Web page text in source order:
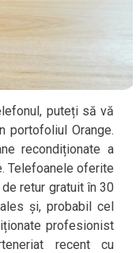
puteți să vă
portofoliul Orange.
recondiționate a
Telefoanele oferite
retur gratuit în 30
și, probabil cel
profesionist
recent cu